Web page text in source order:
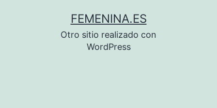
FEMENINA.ES
Otro sitio realizado con
WordPress